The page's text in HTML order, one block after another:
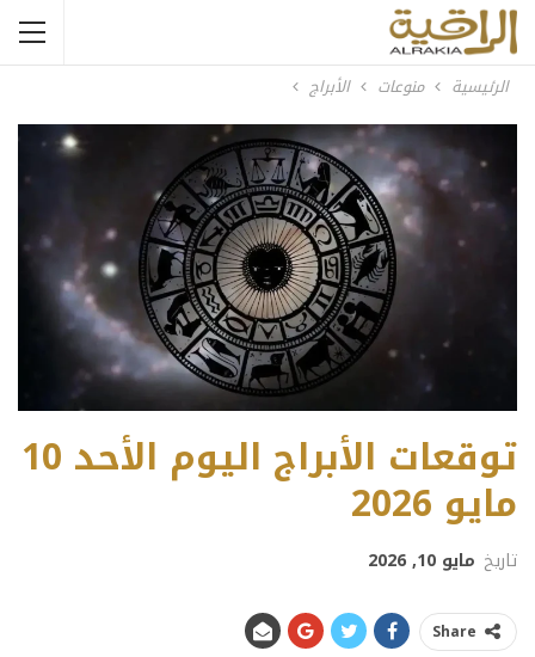
الرئيسية منوعات الأبراج
توقعات الأبراج اليوم الأحد 10
مايو 2026
تاريخ مايو 10, 2026
Share